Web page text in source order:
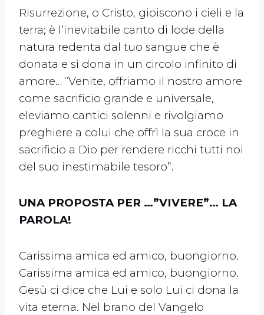
Risurrezione, o Cristo, gioiscono i cieli e la
terra; è l’inevitabile canto di lode della
natura redenta dal tuo sangue che è
donata e si dona in un circolo infinito di
amore… “Venite, offriamo il nostro amore
come sacrificio grande e universale,
eleviamo cantici solenni e rivolgiamo
preghiere a colui che offrì la sua croce in
sacrificio a Dio per rendere ricchi tutti noi
del suo inestimabile tesoro”.
UNA PROPOSTA PER …”VIVERE”… LA
PAROLA!
Carissima amica ed amico, buongiorno.
Carissima amica ed amico, buongiorno.
Gesù ci dice che Lui e solo Lui ci dona la
vita eterna. Nel brano del Vangelo